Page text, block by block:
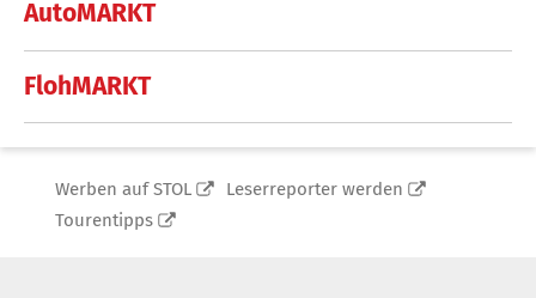
AutoMARKT
FlohMARKT
Werben auf STOL
Leserreporter werden
Tourentipps